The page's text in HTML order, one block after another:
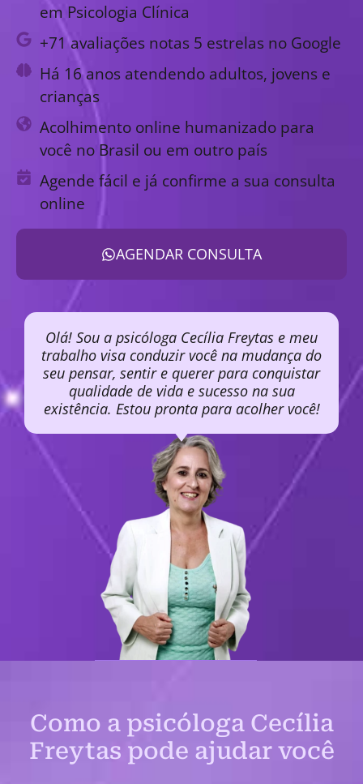
em Psicologia Clínica
+71 avaliações notas 5 estrelas no Google
Há 16 anos atendendo adultos, jovens e
crianças
Acolhimento online humanizado para
você no Brasil ou em outro país
Agende fácil e já confirme a sua consulta
online
AGENDAR CONSULTA
Olá! Sou a psicóloga Cecília Freytas e meu
trabalho visa conduzir você na mudança do
seu pensar, sentir e querer para conquistar
qualidade de vida e sucesso na sua
existência. Estou pronta para acolher você!
Como a psicóloga Cecília
Freytas pode ajudar você